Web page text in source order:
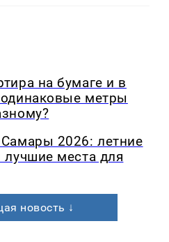
на бумаге и в
метры
Самары 2026: летние
места для
новость ↓